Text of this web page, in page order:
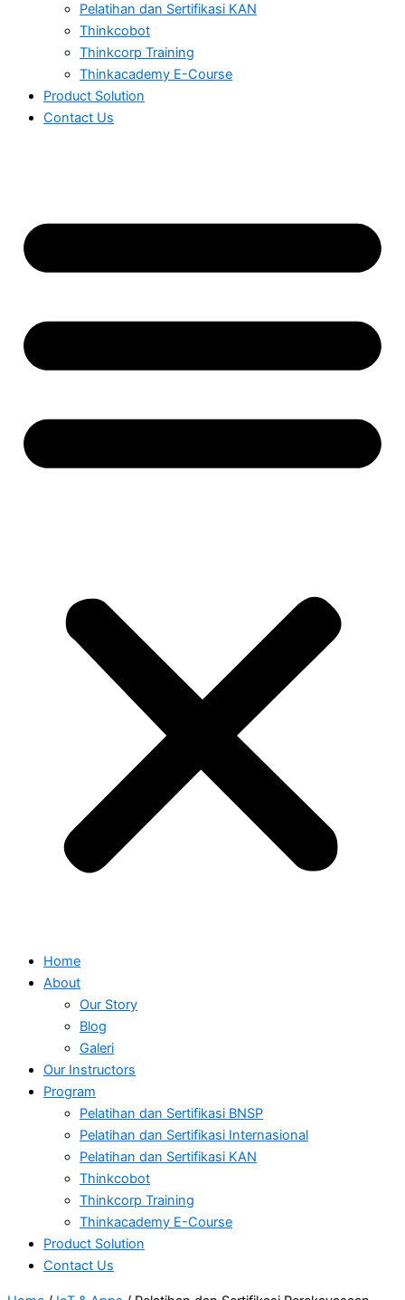
Pelatihan dan Sertifikasi KAN
Thinkcobot
Thinkcorp Training
Thinkacademy E-Course
Product Solution
Contact Us
Home
About
Our Story
Blog
Galeri
Our Instructors
Program
Pelatihan dan Sertifikasi BNSP
Pelatihan dan Sertifikasi Internasional
Pelatihan dan Sertifikasi KAN
Thinkcobot
Thinkcorp Training
Thinkacademy E-Course
Product Solution
Contact Us